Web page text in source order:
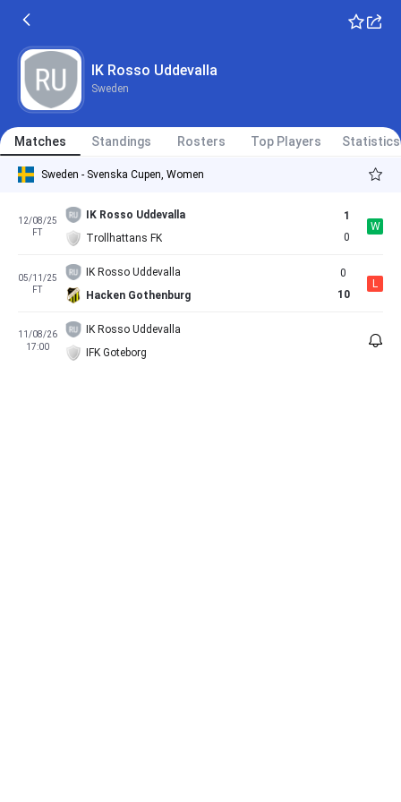
IK Rosso Uddevalla
Sweden
Matches Standings Rosters Top Players Statistics
Sweden - Svenska Cupen, Women
12/08/25
FT
IK Rosso Uddevalla
Trollhattans FK
1
0
W
05/11/25
FT
IK Rosso Uddevalla
Hacken Gothenburg
0
10
L
11/08/26
17:00
IK Rosso Uddevalla
IFK Goteborg